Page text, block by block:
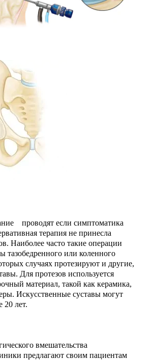
проводят если симптоматика
терапия не принесла
Наиболее часто такие операции
тазобедренного или коленного
случаях протезируют и другие,
Для протезов используется
материал, такой как керамика,
Искусственные суставы могут
20 лет.
вмешательства
предлагают своим пациентам